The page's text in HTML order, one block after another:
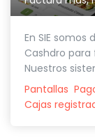
En SIE somos
Cashdro
Nuestros
Pantallas
Cajas